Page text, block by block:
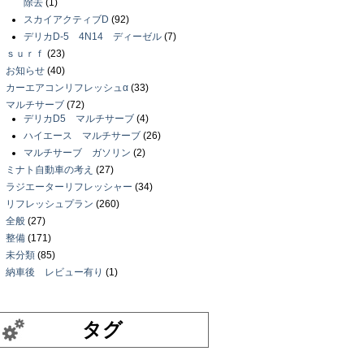
除去 (1)
スカイアクティブD (92)
デリカD-5 4N14 ディーゼル (7)
ｓｕｒｆ (23)
お知らせ (40)
カーエアコンリフレッシュα (33)
マルチサーブ (72)
デリカD5 マルチサーブ (4)
ハイエース マルチサーブ (26)
マルチサーブ ガソリン (2)
ミナト自動車の考え (27)
ラジエーターリフレッシャー (34)
リフレッシュプラン (260)
全般 (27)
整備 (171)
未分類 (85)
納車後 レビュー有り (1)
タグ